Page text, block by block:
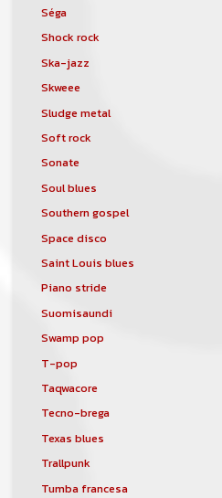
Séga
Shock rock
Ska-jazz
Skweee
Sludge metal
Soft rock
Sonate
Soul blues
Southern gospel
Space disco
Saint Louis blues
Piano stride
Suomisaundi
Swamp pop
T-pop
Taqwacore
Tecno-brega
Texas blues
Trallpunk
Tumba francesa